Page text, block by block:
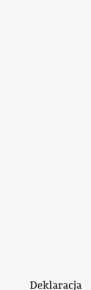
Deklaracja